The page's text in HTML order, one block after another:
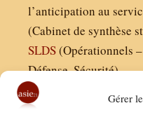
Gérer
l’anticipation au
(Cabinet de synthèse
SLDS(Opérationnels
Défense, Sécurité)